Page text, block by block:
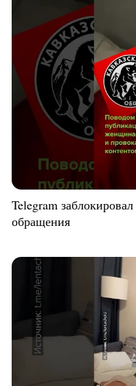
Telegram
обращения